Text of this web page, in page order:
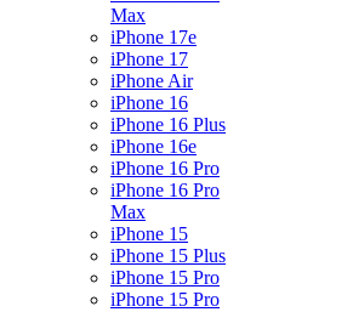
Max
iPhone 17e
iPhone 17
iPhone Air
iPhone 16
iPhone 16 Plus
iPhone 16e
iPhone 16 Pro
iPhone 16 Pro
Max
iPhone 15
iPhone 15 Plus
iPhone 15 Pro
iPhone 15 Pro